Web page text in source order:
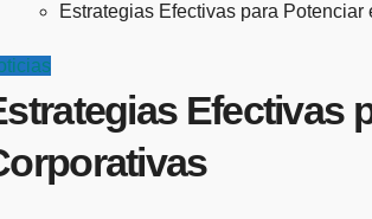
Estrategias Efectivas para
Efectivas